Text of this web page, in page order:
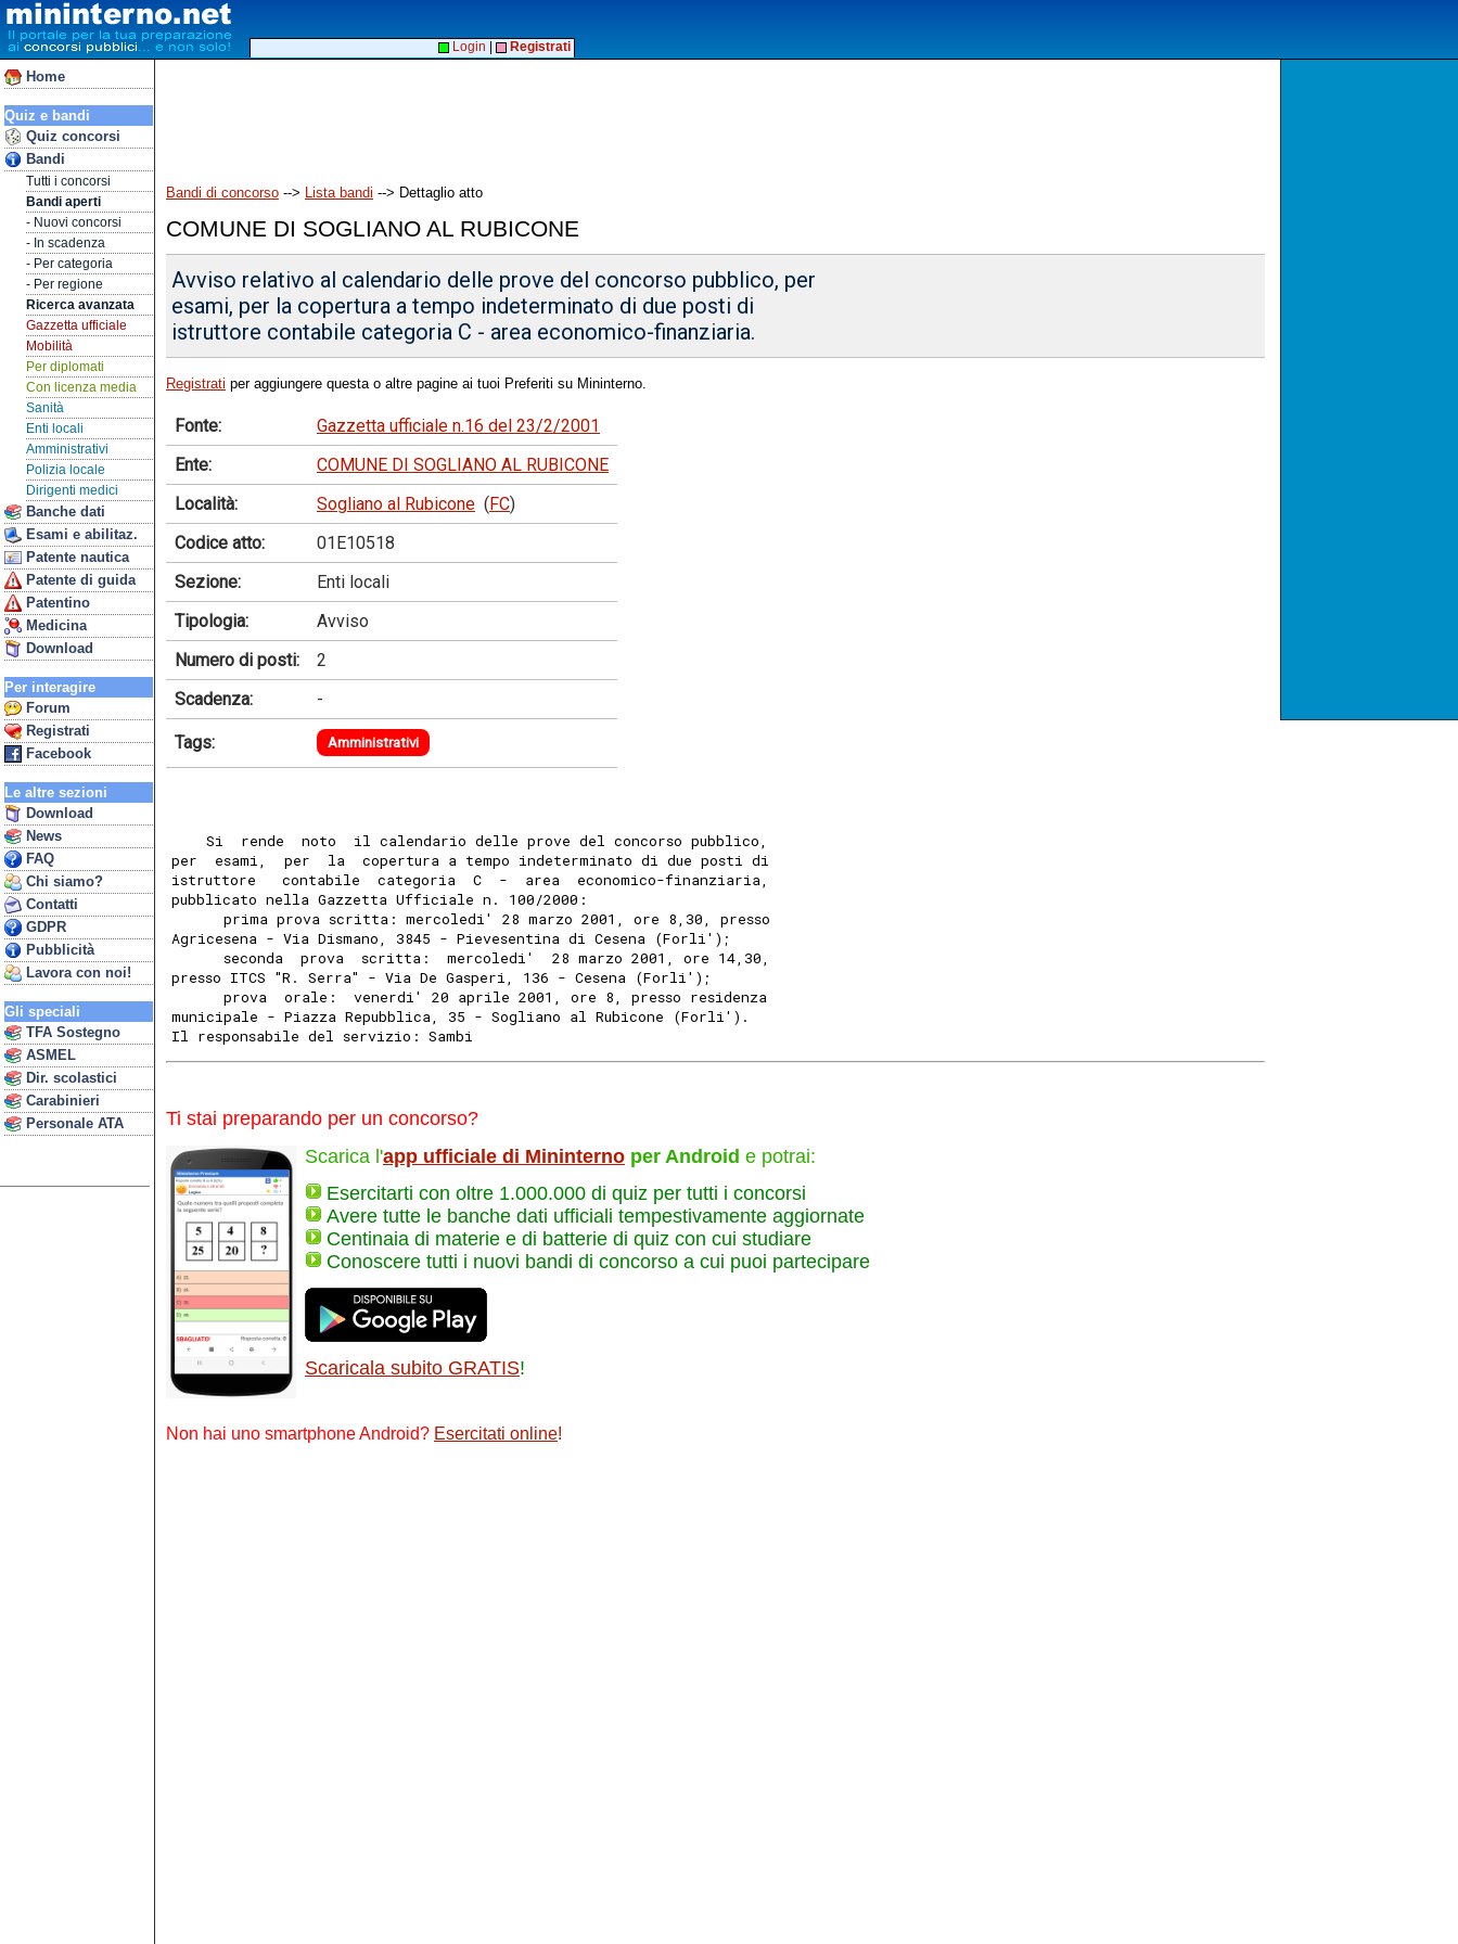
Home
Quiz e bandi
Quiz concorsi
Bandi
Tutti i concorsi
Bandi aperti
- Nuovi concorsi
- In scadenza
- Per categoria
- Per regione
Ricerca avanzata
Gazzetta ufficiale
Mobilità
Per diplomati
Con licenza media
Sanità
Enti locali
Amministrativi
Polizia locale
Dirigenti medici
Banche dati
Esami e abilitaz.
Patente nautica
Patente di guida
Patentino
Medicina
Download
Per interagire
Forum
Registrati
Facebook
Le altre sezioni
Download
News
FAQ
Chi siamo?
Contatti
GDPR
Pubblicità
Lavora con noi!
Gli speciali
TFA Sostegno
ASMEL
Dir. scolastici
Carabinieri
Personale ATA
Login Registrati
Bandi di concorso --> Lista bandi --> Dettaglio atto
COMUNE DI SOGLIANO AL RUBICONE
Avviso relativo al calendario delle prove del concorso pubblico, per
esami, per la copertura a tempo indeterminato di due posti di
istruttore contabile categoria C - area economico-finanziaria.
Registrati per aggiungere questa o altre pagine ai tuoi Preferiti su Mininterno.
Fonte:
Gazzetta ufficiale n.16 del 23/2/2001
Ente:
COMUNE DI SOGLIANO AL RUBICONE
Località:
Sogliano al Rubicone (FC)
Codice atto:
01E10518
Sezione:
Enti locali
Tipologia:
Avviso
Numero di posti:
2
Scadenza:
-
Tags: Amministrativi
    Si  rende  noto  il calendario delle prove del concorso pubblico,
per  esami,  per  la  copertura a tempo indeterminato di due posti di
istruttore   contabile  categoria  C  -  area  economico-finanziaria,
pubblicato nella Gazzetta Ufficiale n. 100/2000:
      prima prova scritta: mercoledi' 28 marzo 2001, ore 8,30, presso
Agricesena - Via Dismano, 3845 - Pievesentina di Cesena (Forli');
      seconda  prova  scritta:  mercoledi'  28 marzo 2001, ore 14,30,
presso ITCS "R. Serra" - Via De Gasperi, 136 - Cesena (Forli');
      prova  orale:  venerdi' 20 aprile 2001, ore 8, presso residenza
municipale - Piazza Repubblica, 35 - Sogliano al Rubicone (Forli').
Il responsabile del servizio: Sambi
Ti stai preparando per un concorso?
Scarica l'app ufficiale di Mininterno per Android e potrai:
Esercitarti con oltre 1.000.000 di quiz per tutti i concorsi
Avere tutte le banche dati ufficiali tempestivamente aggiornate
Centinaia di materie e di batterie di quiz con cui studiare
Conoscere tutti i nuovi bandi di concorso a cui puoi partecipare
Scaricala subito GRATIS!
Non hai uno smartphone Android? Esercitati online!